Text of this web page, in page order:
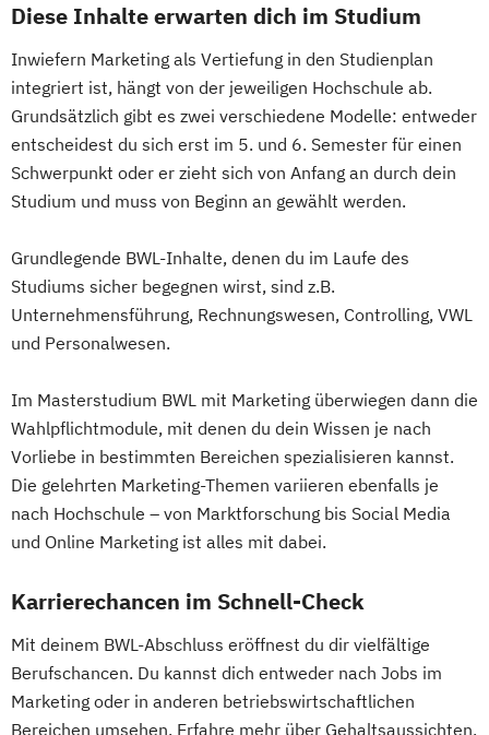
Diese Inhalte erwarten dich im Studium
Inwiefern Marketing als Vertiefung in den Studienplan
integriert ist, hängt von der jeweiligen Hochschule ab.
Grundsätzlich gibt es zwei verschiedene Modelle: entweder
entscheidest du sich erst im 5. und 6. Semester für einen
Schwerpunkt oder er zieht sich von Anfang an durch dein
Studium und muss von Beginn an gewählt werden.
Grundlegende BWL-Inhalte, denen du im Laufe des
Studiums sicher begegnen wirst, sind z.B.
Unternehmensführung, Rechnungswesen, Controlling, VWL
und Personalwesen.
Im Masterstudium BWL mit Marketing überwiegen dann die
Wahlpflichtmodule, mit denen du dein Wissen je nach
Vorliebe in bestimmten Bereichen spezialisieren kannst.
Die gelehrten Marketing-Themen variieren ebenfalls je
nach Hochschule – von Marktforschung bis Social Media
und Online Marketing ist alles mit dabei.
Karrierechancen im Schnell-Check
Mit deinem BWL-Abschluss eröffnest du dir vielfältige
Berufschancen. Du kannst dich entweder nach Jobs im
Marketing oder in anderen betriebswirtschaftlichen
Bereichen umsehen. Erfahre mehr über Gehaltsaussichten,